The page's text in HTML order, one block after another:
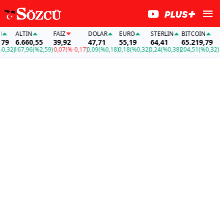
ALTIN
6.660,55
167,96(%2,59)
FAİZ
39,92
-0,07(%-0,17)
DOLAR
47,71
0,09(%0,18)
EURO
55,19
0,18(%0,32)
STERLIN
64,41
0,24(%0,38)
BITCOIN
65.219,79
204,51(%0,32)